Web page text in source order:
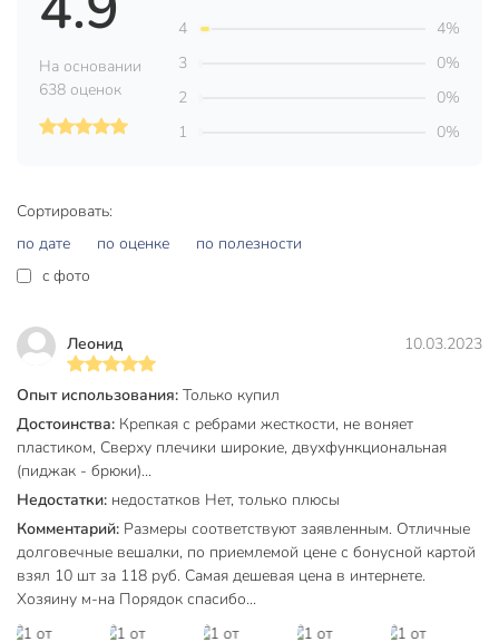
Сортировать:
по дате
по оценке
по полезности
c фото
Леонид 10.03.2023
Опыт использования: Только купил
Достоинства: Крепкая с ребрами жесткости, не воняет
пластиком, Сверху плечики широкие, двухфункциональная
(пиджак - брюки)...
Недостатки: недостатков Нет, только плюсы
Комментарий: Размеры соответствуют заявленным. Отличные
долговечные вешалки, по приемлемой цене с бонусной картой
взял 10 шт за 118 руб. Самая дешевая цена в интернете.
Хозяину м-на Порядок спасибо...
На основании
638 оценок
4
4%
3
0%
2
0%
1
0%